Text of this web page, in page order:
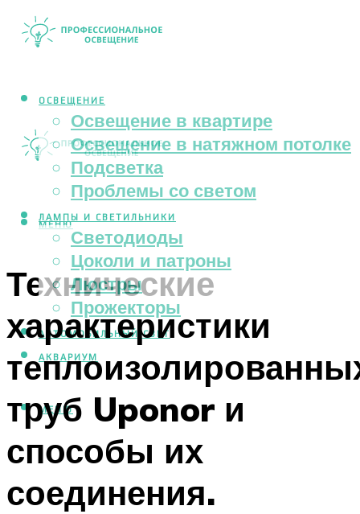
ОСВЕЩЕНИЕ
Освещение в квартире
Освещение в натяжном потолке
Подсветка
Проблемы со светом
ЛАМПЫ И СВЕТИЛЬНИКИ
Светодиоды
Цоколи и патроны
Люстры
Прожекторы
АВТОМОБИЛЬНЫЙ СВЕТ
АКВАРИУМ
МЕНЮ
МЕНЮ
Технические
характеристики
труб Uponor и
способы их
соединения.